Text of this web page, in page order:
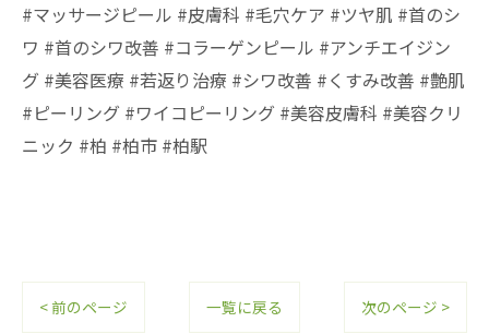
#マッサージピール #皮膚科 #毛穴ケア #ツヤ肌 #首のシ
ワ #首のシワ改善 #コラーゲンピール #アンチエイジン
グ #美容医療 #若返り治療 #シワ改善 #くすみ改善 #艶肌
#ピーリング #ワイコピーリング #美容皮膚科 #美容クリ
ニック #柏 #柏市 #柏駅
< 前のページ 一覧に戻る 次のページ >